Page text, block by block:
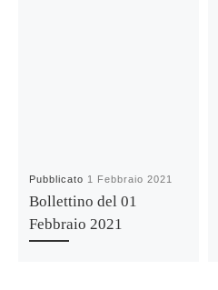
Pubblicato 1 Febbraio 2021
Bollettino del 01
Febbraio 2021